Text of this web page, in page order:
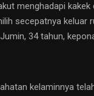
menghadapi
secepatnya keluar
34 tahun,
kelaminnya